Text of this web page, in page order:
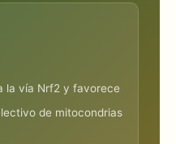
la vía Nrf2 y favorece
de mitocondrias